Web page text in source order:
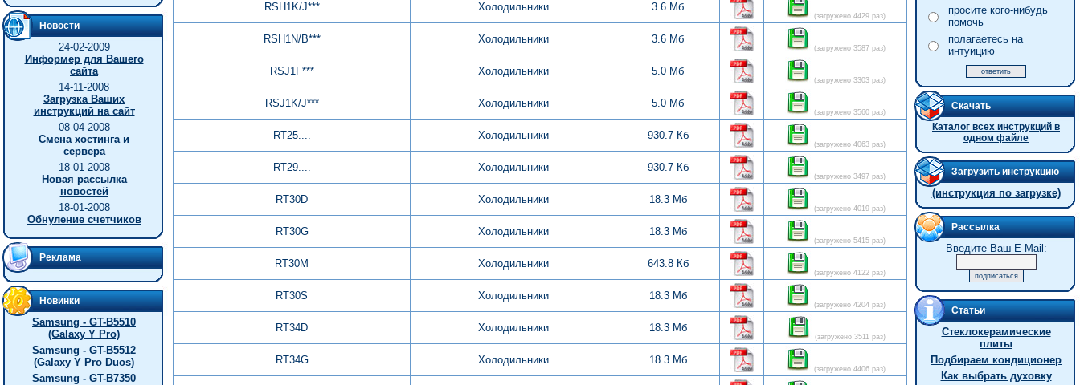
Новости
24-02-2009
Информер для Вашего
сайта
14-11-2008
Загрузка Ваших
инструкций на сайт
08-04-2008
Смена хостинга и
сервера
18-01-2008
Новая рассылка
новостей
18-01-2008
Обнуление счетчиков
Реклама
Новинки
Samsung - GT-B5510
(Galaxy Y Pro)
Samsung - GT-B5512
(Galaxy Y Pro Duos)
Samsung - GT-B7350
RSH1K/J*** Холодильники 3.6 Мб
(загружено 4429 раз)
RSH1N/B*** Холодильники 3.6 Мб
(загружено 3587 раз)
RSJ1F*** Холодильники 5.0 Мб
(загружено 3303 раз)
RSJ1K/J*** Холодильники 5.0 Мб
(загружено 3560 раз)
RT25.... Холодильники 930.7 Кб
(загружено 4063 раз)
RT29.... Холодильники 930.7 Кб
(загружено 3497 раз)
RT30D Холодильники 18.3 Мб
(загружено 4019 раз)
RT30G Холодильники 18.3 Мб
(загружено 5415 раз)
RT30M Холодильники 643.8 Кб
(загружено 4122 раз)
RT30S Холодильники 18.3 Мб
(загружено 4204 раз)
RT34D Холодильники 18.3 Мб
(загружено 3511 раз)
RT34G Холодильники 18.3 Мб
(загружено 4406 раз)
просите кого-нибудь
помочь
полагаетесь на
интуицию
Скачать
Каталог всех инструкций в
одном файле
Загрузить инструкцию
(инструкция по загрузке)
Рассылка
Введите Ваш E-Mail:
Статьи
Стеклокерамические
плиты
Подбираем кондиционер
Как выбрать духовку